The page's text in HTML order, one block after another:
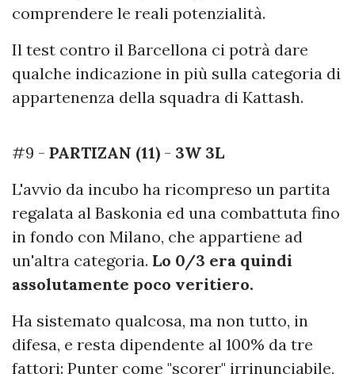
comprendere le reali potenzialità.
Il test contro il Barcellona ci potrà dare
qualche indicazione in più sulla categoria di
appartenenza della squadra di Kattash.
#9 - PARTIZAN (11) - 3W 3L
L'avvio da incubo ha ricompreso un partita
regalata al Baskonia ed una combattuta fino
in fondo con Milano, che appartiene ad
un'altra categoria. Lo 0/3 era quindi
assolutamente poco veritiero.
Ha sistemato qualcosa, ma non tutto, in
difesa, e resta dipendente al 100% da tre
fattori: Punter come "scorer" irrinunciabile,